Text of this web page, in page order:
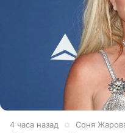
4 часа назад Соня